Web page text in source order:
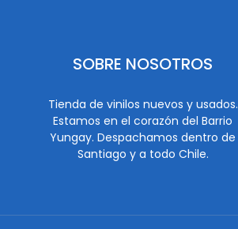
SOBRE NOSOTROS
Tienda de vinilos nuevos y usados.
Estamos en el corazón del Barrio
Yungay. Despachamos dentro de
Santiago y a todo Chile.